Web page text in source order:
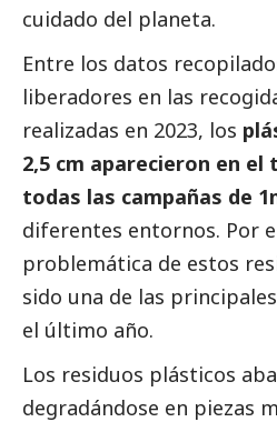
cuidado del planeta.
Entre los datos
liberadores en las
realizadas en 2023, los
2,5 cm aparecieron en el
todas las campañas de
diferentes entornos. Por
problemática de estos
sido una de las
el último año.
Los residuos plásticos
degradándose en piezas